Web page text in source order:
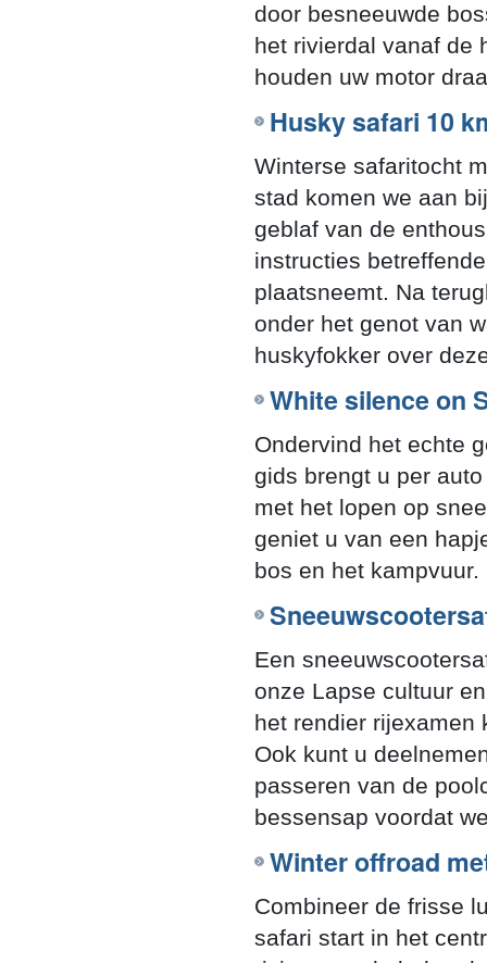
door besneeuwde
het rivierdal vanaf de
houden uw motor
Husky safari 10
Winterse safaritocht
stad komen we aan
geblaf van de
instructies
plaatsneemt. Na
onder het genot van
huskyfokker over
White silence on
Ondervind het echte
gids brengt u per
met het lopen op
geniet u van een
bos en het kampvuur.
Een
onze Lapse cultuur
het rendier rijexamen
Ook kunt u
passeren van de
bessensap voordat
Winter offroad
Combineer de frisse
safari start in het